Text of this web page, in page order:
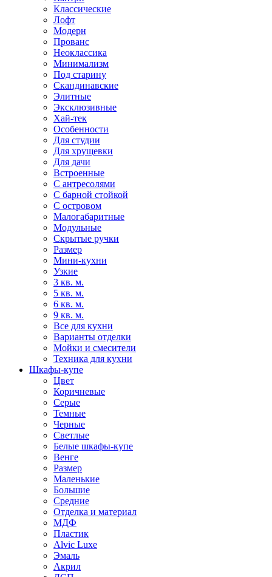
Классические
Лофт
Модерн
Прованс
Неоклассика
Минимализм
Под старину
Скандинавские
Элитные
Эксклюзивные
Хай-тек
Особенности
Для студии
Для хрущевки
Для дачи
Встроенные
С антресолями
С барной стойкой
С островом
Малогабаритные
Модульные
Скрытые ручки
Размер
Мини-кухни
Узкие
3 кв. м.
5 кв. м.
6 кв. м.
9 кв. м.
Все для кухни
Варианты отделки
Мойки и смесители
Техника для кухни
Шкафы-купе
Цвет
Коричневые
Серые
Темные
Черные
Светлые
Белые шкафы-купе
Венге
Размер
Маленькие
Большие
Средние
Отделка и материал
МДФ
Пластик
Alvic Luxe
Эмаль
Акрил